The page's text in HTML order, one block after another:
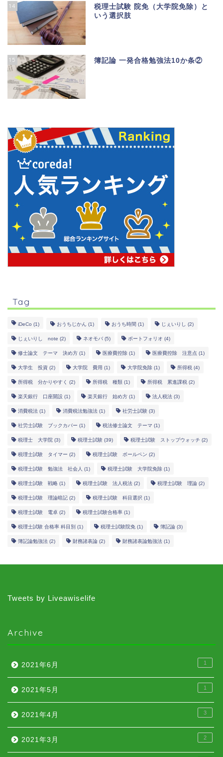
14
税理士試験 院免（大学院免除）と
いう選択肢
15 簿記論 一発合格勉強法10か条②
Tag
iDeCo (1) おうちじかん (1) おうち時間 (1) じぇいりし (2)
じぇいりし note (2) ネオモバ (5) ポートフォリオ (4)
修士論文 テーマ 決め方 (1) 医療費控除 (1) 医療費控除 注意点 (1)
大学生 投資 (2) 大学院 費用 (1) 大学院免除 (1) 所得税 (4)
所得税 分かりやすく (2) 所得税 種類 (1) 所得税 累進課税 (2)
楽天銀行 口座開設 (1) 楽天銀行 始め方 (1) 法人税法 (3)
消費税法 (1) 消費税法勉強法 (1) 社労士試験 (3)
社労士試験 ブックカバー (1) 税法修士論文 テーマ (1)
税理士 大学院 (3) 税理士試験 (39) 税理士試験 ストップウォッチ (2)
税理士試験 タイマー (2) 税理士試験 ボールペン (2)
税理士試験 勉強法 社会人 (1) 税理士試験 大学院免除 (1)
税理士試験 戦略 (1) 税理士試験 法人税法 (2) 税理士試験 理論 (2)
税理士試験 理論暗記 (2) 税理士試験 科目選択 (1)
税理士試験 電卓 (2) 税理士試験合格率 (1)
税理士試験 合格率 科目別 (1) 税理士試験院免 (1) 簿記論 (3)
簿記論勉強法 (2) 財務諸表論 (2) 財務諸表論勉強法 (1)
Tweets by Liveawiselife
Archive
2021年6月 1
2021年5月 1
2021年4月 3
2021年3月 2